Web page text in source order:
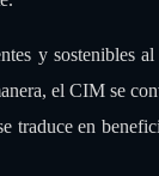
y sostenibles al
el CIM se
en